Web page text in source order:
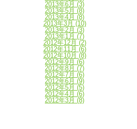
2013年6月 (3)
2013年5月 (8)
2013年4月 (8)
2013年3月 (10)
2013年2月 (3)
2013年1月 (7)
2012年12月 (2)
2012年11月 (6)
2012年10月 (8)
2012年9月 (6)
2012年8月 (7)
2012年7月 (6)
2012年6月 (9)
2012年5月 (5)
2012年4月 (6)
2012年3月 (8)